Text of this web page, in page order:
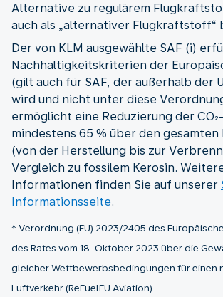
Alternative zu regulärem
auch als „alternativer Flugkraftstoff“
Der von KLM ausgewählte SAF (i)
Nachhaltigkeitskriterien der
(gilt auch für SAF, der außerhalb der
wird und nicht unter diese
ermöglicht eine Reduzierung der
mindestens 65 % über den gesamten
(von der Herstellung bis zur
Vergleich zu fossilem Kerosin.
Informationen finden Sie auf unserer
Informationsseite.
* Verordnung (EU) 2023/2405 des
des Rates vom 18. Oktober 2023 über die
gleicher Wettbewerbsbedingungen für einen
Luftverkehr (ReFuelEU Aviation)